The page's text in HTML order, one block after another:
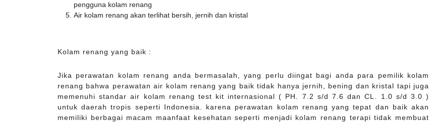
pengguna kolam renang
Air kolam renang akan terlihat bersih, jernih dan kristal
Kolam renang yang baik :
Jika perawatan kolam renang anda bermasalah, yang perlu diingat bagi anda para pemilik kolam
renang bahwa perawatan air kolam renang yang baik tidak hanya jernih, bening dan kristal tapi juga
memenuhi standar air kolam renang test kit internasional ( PH. 7.2 s/d 7.6 dan CL. 1.0 s/d 3.0 )
untuk daerah tropis seperti Indonesia. karena perawatan kolam renang yang tepat dan baik akan
memiliki berbagai macam maanfaat kesehatan seperti menjadi kolam renang terapi tidak membuat